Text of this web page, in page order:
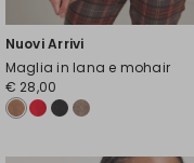
Nuovi Arrivi
Maglia in lana e mohair
€ 28,00